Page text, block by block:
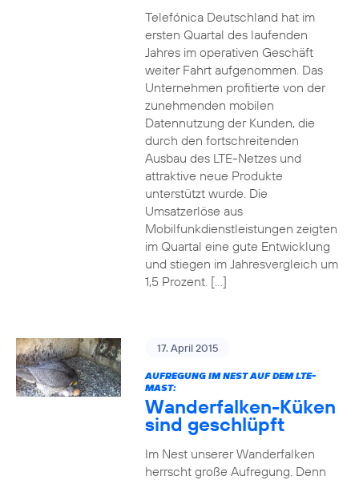
Telefónica Deutschland hat im
ersten Quartal des laufenden
Jahres im operativen Geschäft
weiter Fahrt aufgenommen. Das
Unternehmen profitierte von der
zunehmenden mobilen
Datennutzung der Kunden, die
durch den fortschreitenden
Ausbau des LTE-Netzes und
attraktive neue Produkte
unterstützt wurde. Die
Umsatzerlöse aus
Mobilfunkdienstleistungen zeigten
im Quartal eine gute Entwicklung
und stiegen im Jahresvergleich um
1,5 Prozent. […]
17. April 2015
AUFREGUNG IM NEST AUF DEM LTE-
MAST:
Wanderfalken-Küken
sind geschlüpft
Im Nest unserer Wanderfalken
herrscht große Aufregung. Denn